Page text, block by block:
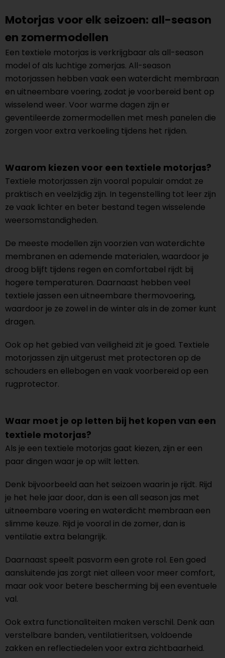
Motorjas voor elk seizoen: all-season
en zomermodellen
Een textiele motorjas is verkrijgbaar als all-season
model of als luchtige zomerjas. All-season
motorjassen hebben vaak een waterdicht membraan
en uitneembare voering, zodat je voorbereid bent op
wisselend weer. Voor warme dagen zijn er
geventileerde zomermodellen met mesh panelen die
zorgen voor extra verkoeling tijdens het rijden.
Waarom kiezen voor een textiele motorjas?
Textiele motorjassen zijn vooral populair omdat ze
praktisch en veelzijdig zijn. In tegenstelling tot leer zijn
ze vaak lichter en beter bestand tegen wisselende
weersomstandigheden.
De meeste modellen zijn voorzien van waterdichte
membranen en ademende materialen, waardoor je
droog blijft tijdens regen en comfortabel rijdt bij
hogere temperaturen. Daarnaast hebben veel
textiele jassen een uitneembare thermovoering,
waardoor je ze zowel in de winter als in de zomer kunt
dragen.
Ook op het gebied van veiligheid zit je goed. Textiele
motorjassen zijn uitgerust met protectoren op de
schouders en ellebogen en vaak voorbereid op een
rugprotector.
Waar moet je op letten bij het kopen van een
textiele motorjas?
Als je een textiele motorjas gaat kiezen, zijn er een
paar dingen waar je op wilt letten.
Denk bijvoorbeeld aan het seizoen waarin je rijdt. Rijd
je het hele jaar door, dan is een all season jas met
uitneembare voering en waterdicht membraan een
slimme keuze. Rijd je vooral in de zomer, dan is
ventilatie extra belangrijk.
Daarnaast speelt pasvorm een grote rol. Een goed
aansluitende jas zorgt niet alleen voor meer comfort,
maar ook voor betere bescherming bij een eventuele
val.
Ook extra functionaliteiten maken verschil. Denk aan
verstelbare banden, ventilatieritsen, voldoende
zakken en reflectiedelen voor extra zichtbaarheid.